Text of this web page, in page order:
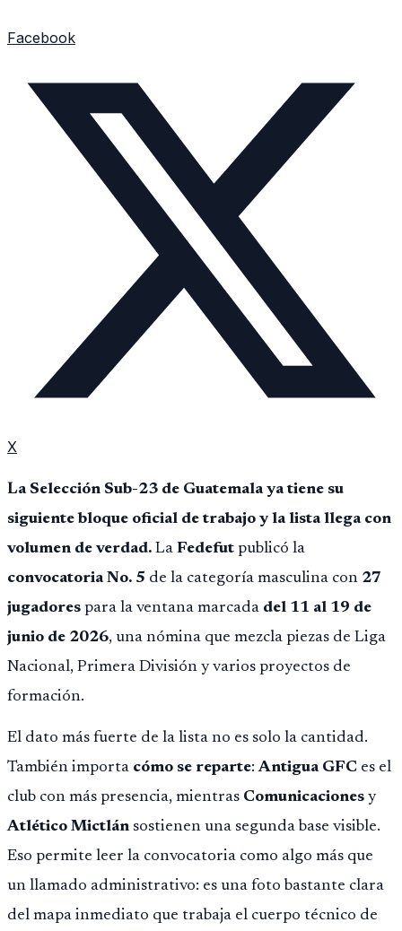
Facebook
X
La Selección Sub-23 de Guatemala ya tiene su
siguiente bloque oficial de trabajo y la lista llega con
volumen de verdad. La Fedefut publicó la
convocatoria No. 5 de la categoría masculina con 27
jugadores para la ventana marcada del 11 al 19 de
junio de 2026, una nómina que mezcla piezas de Liga
Nacional, Primera División y varios proyectos de
formación.
El dato más fuerte de la lista no es solo la cantidad.
También importa cómo se reparte:Antigua GFC es el
club con más presencia, mientras Comunicaciones y
Atlético Mictlán sostienen una segunda base visible.
Eso permite leer la convocatoria como algo más que
un llamado administrativo: es una foto bastante clara
del mapa inmediato que trabaja el cuerpo técnico de